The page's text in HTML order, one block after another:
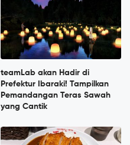
teamLab akan Hadir di
Prefektur Ibaraki! Tampilkan
Pemandangan Teras Sawah
yang Cantik